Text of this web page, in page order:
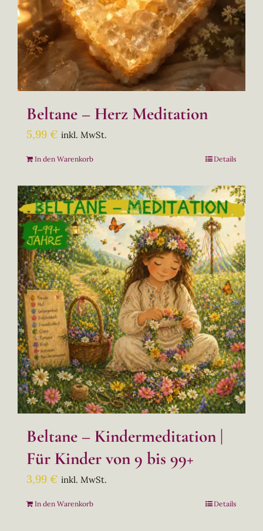
Beltane – Herz Meditation
5,99 € inkl. MwSt.
In den Warenkorb Details
Beltane – Kindermeditation |
Für Kinder von 9 bis 99+
3,99 € inkl. MwSt.
In den Warenkorb Details